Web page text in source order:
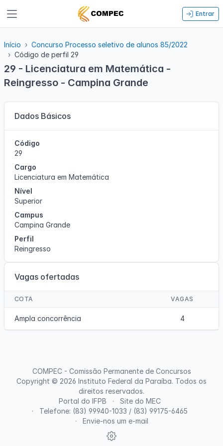
Entrar
Início
Concurso Processo seletivo de alunos 85/2022
Código de perfil 29
29 - Licenciatura em Matemática -
Reingresso - Campina Grande
Dados Básicos
Código
29
Cargo
Licenciatura em Matemática
Nível
Superior
Campus
Campina Grande
Perfil
Reingresso
Vagas ofertadas
COTA VAGAS
Ampla concorrência 4
Portal do IFPB
Site do MEC
Telefone: (83) 99940-1033 / (83) 99175-6465
Envie-nos um e-mail
COMPEC - Comissão Permanente de Concursos
Copyright © 2026 Instituto Federal da Paraíba. Todos os
direitos reservados.